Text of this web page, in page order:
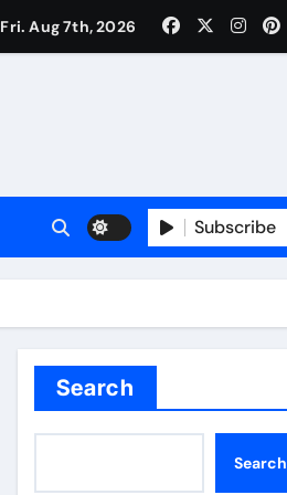
Fri. Aug 7th, 2026
Subscribe
Search
Search